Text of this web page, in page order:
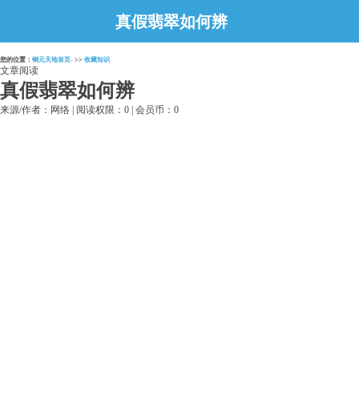
真假翡翠如何辨
您的位置： 铜元天地首页- >> 收藏知识
文章阅读
真假翡翠如何辨
来源/作者：网络 | 阅读权限：0 | 会员币：0